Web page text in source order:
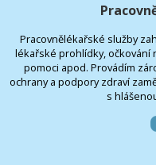
Pracovnělékařské služby
lékařské prohlídky, očkování
pomoci apod. Provádím
ochrany a podpory zdraví
s